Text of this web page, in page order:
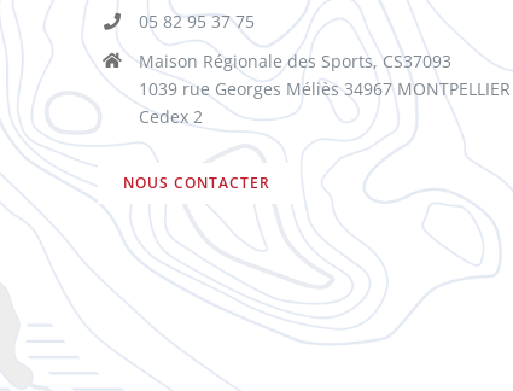
05 82 95 37 75
Maison Régionale des Sports, CS37093
1039 rue Georges Méliès 34967 MONTPELLIER
Cedex 2
NOUS CONTACTER